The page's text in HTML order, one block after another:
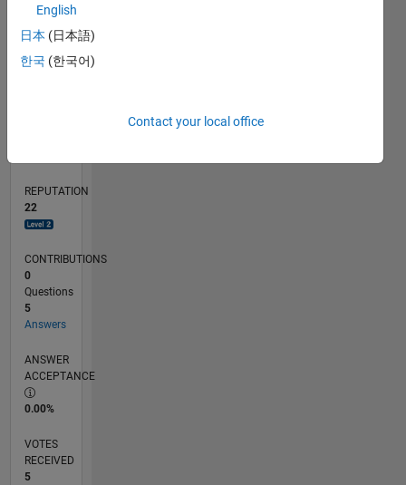
TIMELINE
REPUTATION
22
CONTRIBUTIONS
0
Questions
5
Answers
ANSWER
ACCEPTANCE
0.00%
VOTES
RECEIVED
5
English
日本 (日本語)
한국 (한국어)
Contact your local office